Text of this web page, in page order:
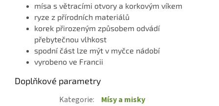
mísa s větracími otvory a korkovým víkem
ryze z přírodních materiálů
korek přirozeným způsobem odvádí
přebytečnou vlhkost
spodní část lze mýt v myčce nádobí
vyrobeno ve Francii
Doplňkové parametry
Kategorie:
Mísy a misky